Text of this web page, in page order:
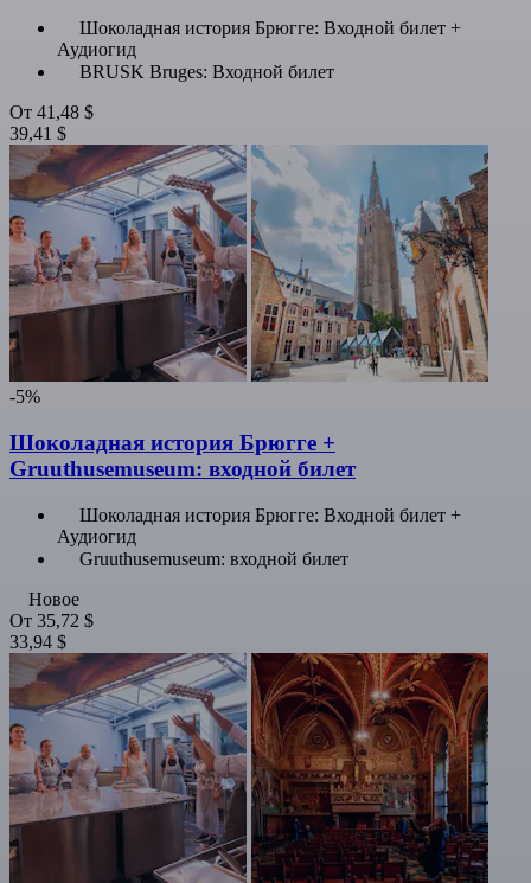
Шоколадная история Брюгге: Входной билет +
Аудиогид
BRUSK Bruges: Входной билет
От 41,48 $
39,41 $
-5%
Шоколадная история Брюгге +
Gruuthusemuseum: входной билет
Шоколадная история Брюгге: Входной билет +
Аудиогид
Gruuthusemuseum: входной билет
Новое
От 35,72 $
33,94 $